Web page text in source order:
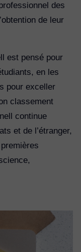
des
de leur
est pensé pour
en les
pour exceller
classement
continue
et de l’étranger,